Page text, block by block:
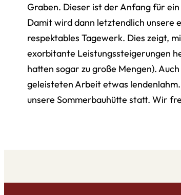
Graben. Dieser ist der Anfang für ein
Damit wird dann letztendlich unsere
respektables Tagewerk. Dies zeigt,
exorbitante Leistungssteigerungen
hatten sogar zu große Mengen).
geleisteten Arbeit etwas
unsere Sommerbauhütte statt. Wir